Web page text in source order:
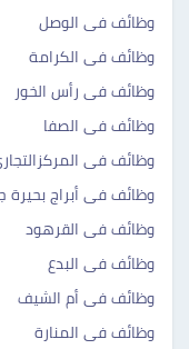
وظائف فى الوصل
وظائف فى الكرامة
وظائف فى رأس الخور
وظائف فى الصفا
وظائف فى
وظائف فى أبراج بحيرة
وظائف فى القرهود
وظائف فى البدع
وظائف فى أم الشيف
وظائف فى المنارة